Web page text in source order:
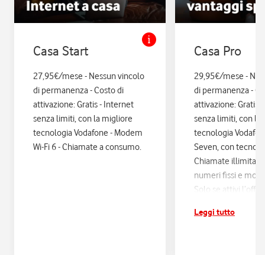
Casa Start
27,95€/mese - Nessun vincolo
di permanenza - Costo di
attivazione: Gratis - Internet
senza limiti, con la migliore
tecnologia Vodafone - Modem
Wi-Fi 6 - Chiamate a consumo.
Casa Pro
29,95€/mese -
di permanenza -
attivazione: Gratis.
senza limiti, con la
tecnologia
Seven, con
Chiamate illimitate
numeri fissi e
Solo se attivi
sconti ed
Leggi tutto